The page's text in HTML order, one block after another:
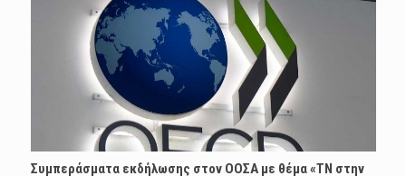
Συμπεράσματα εκδήλωσης στον ΟΟΣΑ με θέμα «ΤΝ στην